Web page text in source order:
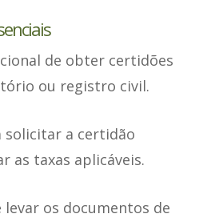
de obter certidões
ou registro civil.
solicitar a certidão
as taxas aplicáveis.
levar os documentos de